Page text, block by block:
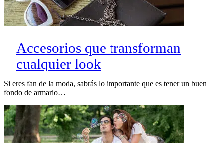
Accesorios que transforman
cualquier look
Si eres fan de la moda, sabrás lo importante que es tener un buen
fondo de armario…